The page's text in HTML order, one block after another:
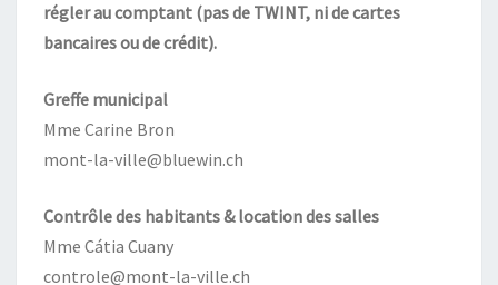
régler au comptant (pas de TWINT, ni de cartes
bancaires ou de crédit).
Greffe municipal
Mme Carine Bron
mont-la-ville@bluewin.ch
Contrôle des habitants & location des salles
Mme Cátia Cuany
controle@mont-la-ville.ch